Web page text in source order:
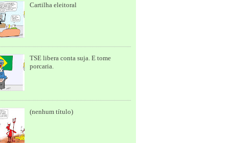
Cartilha eleitoral
TSE libera conta suja. E tome
porcaria.
(nenhum título)